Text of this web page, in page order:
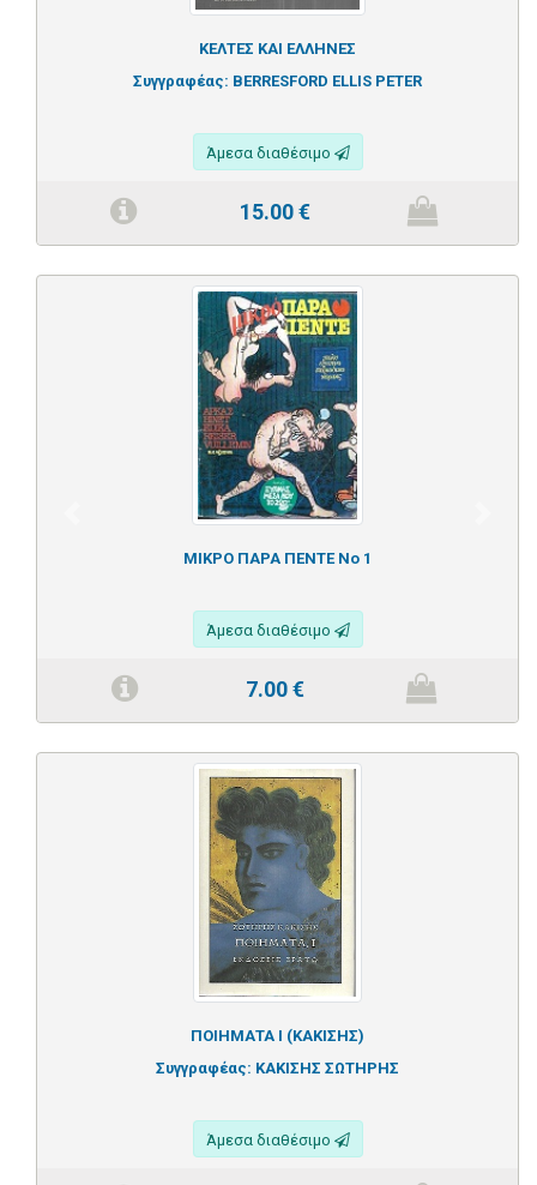
ΚΕΛΤΕΣ ΚΑΙ ΕΛΛΗΝΕΣ
Συγγραφέας: BERRESFORD ELLIS PETER
Άμεσα διαθέσιμο
15.00€
ΜΙΚΡΟ ΠΑΡΑ ΠΕΝΤΕ Νο 1
Άμεσα διαθέσιμο
7.00€
ΠΟΙΗΜΑΤΑ Ι (ΚΑΚΙΣΗΣ)
Συγγραφέας: ΚΑΚΙΣΗΣ ΣΩΤΗΡΗΣ
Άμεσα διαθέσιμο